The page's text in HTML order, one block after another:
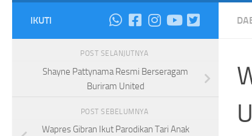
IKUTI
POST SELANJUTNYA
Shayne Pattynama Resmi Berseragam
Buriram United
POST SEBELUMNYA
Wapres Gibran Ikut Parodikan Tari Anak